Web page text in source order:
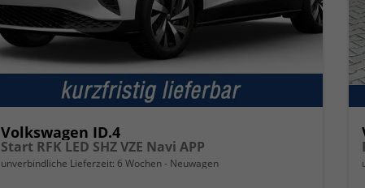
Volkswagen ID.4
Start RFK LED SHZ VZE Navi APP
unverbindliche Lieferzeit: 6 Wochen Neuwagen